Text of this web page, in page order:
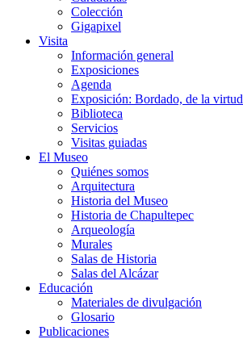
Colección
Gigapixel
Visita
Información general
Exposiciones
Agenda
Exposición: Bordado, de la virtud
Biblioteca
Servicios
Visitas guiadas
El Museo
Quiénes somos
Arquitectura
Historia del Museo
Historia de Chapultepec
Arqueología
Murales
Salas de Historia
Salas del Alcázar
Educación
Materiales de divulgación
Glosario
Publicaciones